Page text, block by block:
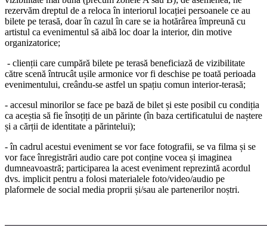
rezervăm dreptul de a reloca în interiorul locației persoanele ce au
bilete pe terasă, doar în cazul în care se ia hotărârea împreună cu
artistul ca evenimentul să aibă loc doar la interior, din motive
organizatorice;
- clienții care cumpără bilete pe terasă beneficiază de vizibilitate
către scenă întrucât ușile armonice vor fi deschise pe toată perioada
evenimentului, creându-se astfel un spațiu comun interior-terasă;
- accesul minorilor se face pe bază de bilet și este posibil cu condiția
ca aceștia să fie însoțiți de un părinte (în baza certificatului de naștere
și a cărții de identitate a părintelui);
- în cadrul acestui eveniment se vor face fotografii, se va filma și se
vor face înregistrări audio care pot conține vocea și imaginea
dumneavoastră; participarea la acest eveniment reprezintă acordul
dvs. implicit pentru a folosi materialele foto/video/audio pe
plaformele de social media proprii și/sau ale partenerilor noștri.